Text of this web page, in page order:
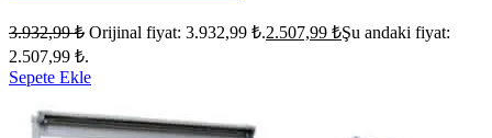
3.932,99₺ Orijinal fiyat: 3.932,99 ₺.2.507,99 ₺Şu andaki fiyat:
2.507,99 ₺.
Sepete Ekle